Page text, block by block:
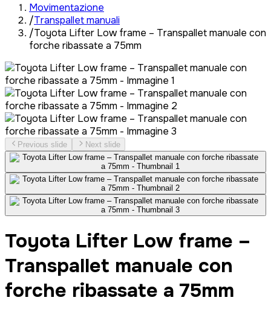
Movimentazione
/Transpallet manuali
/Toyota Lifter Low frame – Transpallet manuale con
forche ribassate a 75mm
Previous slide Next slide
Toyota Lifter Low frame –
Transpallet manuale con
forche ribassate a 75mm